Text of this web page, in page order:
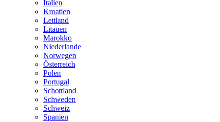
Italien
Kroatien
Lettland
Litauen
Marokko
Niederlande
Norwegen
Österreich
Polen
Portugal
Schottland
Schweden
Schweiz
Spanien